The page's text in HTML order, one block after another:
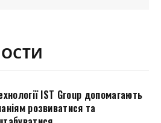
IST Group допомагають
розвиватися та